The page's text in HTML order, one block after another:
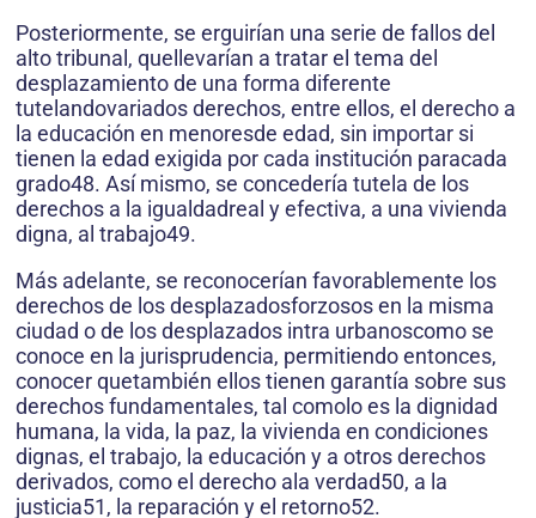
Posteriormente, se erguirían una serie de fallos del
alto tribunal, quellevarían a tratar el tema del
desplazamiento de una forma diferente
tutelandovariados derechos, entre ellos, el derecho a
la educación en menoresde edad, sin importar si
tienen la edad exigida por cada institución paracada
grado48. Así mismo, se concedería tutela de los
derechos a la igualdadreal y efectiva, a una vivienda
digna, al trabajo49.
Más adelante, se reconocerían favorablemente los
derechos de los desplazadosforzosos en la misma
ciudad o de los desplazados intra urbanoscomo se
conoce en la jurisprudencia, permitiendo entonces,
conocer quetambién ellos tienen garantía sobre sus
derechos fundamentales, tal comolo es la dignidad
humana, la vida, la paz, la vivienda en condiciones
dignas, el trabajo, la educación y a otros derechos
derivados, como el derecho ala verdad50, a la
justicia51, la reparación y el retorno52.